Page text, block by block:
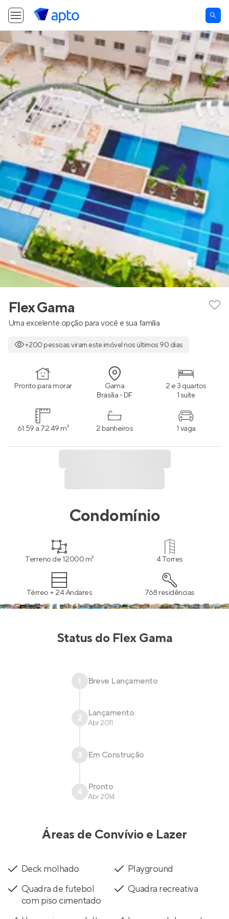
Flex Gama
Uma excelente opção para você e sua família
+200 pessoas viram este imóvel nos últimos 90 dias
Pronto para morar Gama
Brasília - DF
2 e 3 quartos
1 suíte
61.59 a 72.49 m² 2 banheiros 1 vaga
Condomínio
Terreno de 12000 m² 4 Torres
Térreo + 24 Andares 768 residências
Status do Flex Gama
1 Breve Lançamento
2 Lançamento
Abr 2011
3 Em Construção
4 Pronto
Abr 2014
Áreas de Convívio e Lazer
Deck molhado
Playground
Quadra de futebol
com piso cimentado
Quadra recreativa